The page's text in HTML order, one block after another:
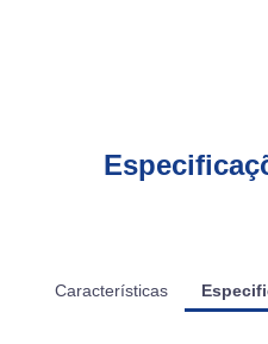
Características